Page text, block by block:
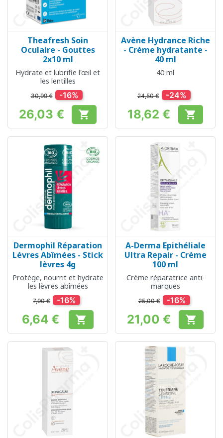
Theafresh Soin
Oculaire - Gouttes
2x10 ml
Hydrate et lubrifie l'œil et
les lentilles
30,99 € -16%
Prix
26,03 € 
Avène Hydrance Riche
- Crème hydratante -
40 ml
40 ml
24,50 € -24%
Prix
18,62 € 
Dermophil Réparation
Lèvres Abîmées - Stick
lèvres 4g
Protège, nourrit et hydrate
les lèvres abîmées
7,90 € -16%
Prix
6,64 € 
A-Derma Epithéliale
Ultra Repair - Crème
100 ml
Crème réparatrice anti-
marques
25,00 € -16%
Prix
21,00 € 